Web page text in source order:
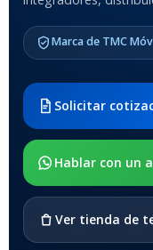
Marca de TMC
Solicitar
Hablar con un
Ver tienda de